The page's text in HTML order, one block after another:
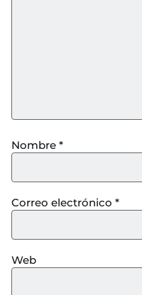
Nombre *
Correo electrónico *
Web